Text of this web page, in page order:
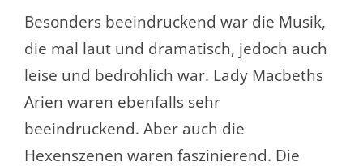
Besonders beeindruckend war die Musik,
die mal laut und dramatisch, jedoch auch
leise und bedrohlich war. Lady Macbeths
Arien waren ebenfalls sehr
beeindruckend. Aber auch die
Hexenszenen waren faszinierend. Die